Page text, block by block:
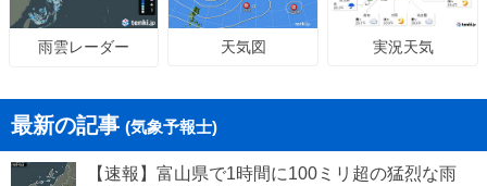
雨雲レーダー 天気図 実況天気
最新の記事 (気象予報士)
【速報】富山県で1時間に100ミリ超の猛烈な雨